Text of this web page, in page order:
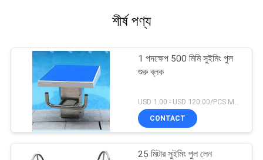
শীর্ষ পণ্য
1 পদক্ষেপ 500 মিমি সুইমিং পুল
শুরু ব্লক
CONTACT
25 মিটার সুইমিং পুল লেন